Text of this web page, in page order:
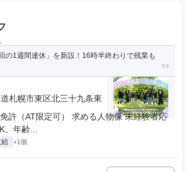
の1週間連休」を新設！16時半終わりで残業も
札幌市東区北三十九条東
許（AT限定可） 求める人物像 未経験者応
年齢...
+1個